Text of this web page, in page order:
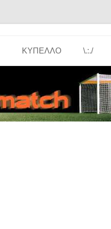
ΚΎΠΕΛΛΟ \.:./